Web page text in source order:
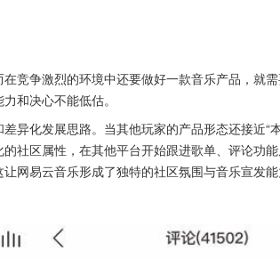
竞争激烈的环境中还要做好一款音乐产品，就
和决心不能低估。
异化发展思路。当其他玩家的产品形态还接近“
社区属性，在其他平台开始跟进歌单、评论功
网易云音乐形成了独特的社区氛围与音乐宣发能